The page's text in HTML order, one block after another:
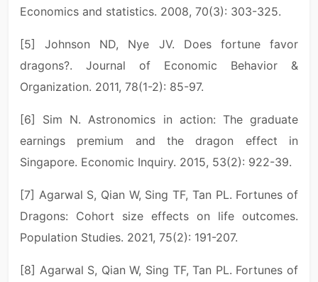
Economics and statistics. 2008, 70(3): 303-325.
[5] Johnson ND, Nye JV. Does fortune favor
dragons?. Journal of Economic Behavior &
Organization. 2011, 78(1-2): 85-97.
[6] Sim N. Astronomics in action: The graduate
earnings premium and the dragon effect in
Singapore. Economic Inquiry. 2015, 53(2): 922-39.
[7] Agarwal S, Qian W, Sing TF, Tan PL. Fortunes of
Dragons: Cohort size effects on life outcomes.
Population Studies. 2021, 75(2): 191-207.
[8] Agarwal S, Qian W, Sing TF, Tan PL. Fortunes of